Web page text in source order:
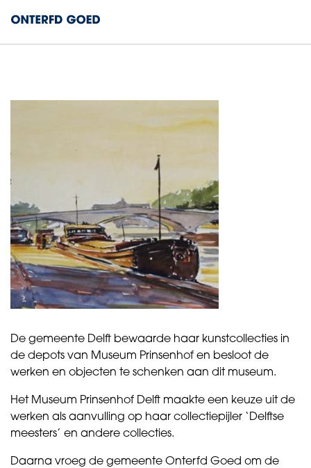
De gemeente Delft bewaarde haar kunstcollecties in
de depots van Museum Prinsenhof en besloot de
werken en objecten te schenken aan dit museum.
Het Museum Prinsenhof Delft maakte een keuze uit de
werken als aanvulling op haar collectiepijler ‘Delftse
meesters’ en andere collecties.
Daarna vroeg de gemeente Onterfd Goed om de